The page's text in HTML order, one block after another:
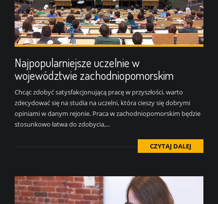
Najpopularniejsze uczelnie w
województwie zachodniopomorskim
Chcąc zdobyć satysfakcjonującą pracę w przyszłości, warto
zdecydować się na studia na uczelni, która cieszy się dobrymi
opiniami w danym rejonie. Praca w zachodniopomorskim będzie
stosunkowo łatwa do zdobycia,...
CZYTAJ DALEJ